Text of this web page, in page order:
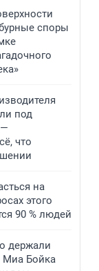
споры
под
что
на
этого
90 % людей
держали
Миа Бойка